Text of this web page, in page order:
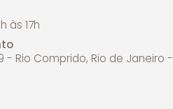
às 17h
- Rio Comprido, Rio de Janeiro -